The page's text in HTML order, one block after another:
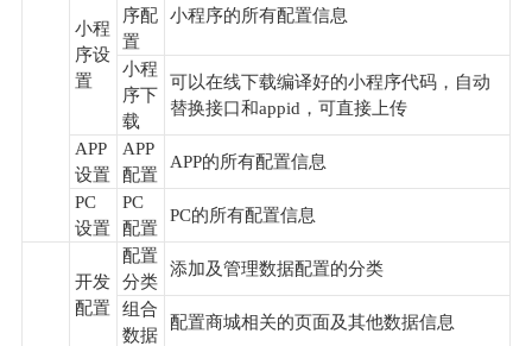
小程
序设
置
序配
置
小程序的所有配置信息
小程
序下
载
可以在线下载编译好的小程序代码，自动
替换接口和appid，可直接上传
APP
设置
APP
配置
APP的所有配置信息
PC
设置
PC
配置
PC的所有配置信息
开发
配置
配置
分类
添加及管理数据配置的分类
组合
数据
配置商城相关的页面及其他数据信息